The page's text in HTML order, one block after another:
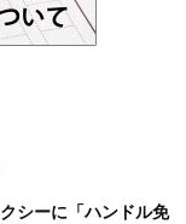
シーに「ハンドル免